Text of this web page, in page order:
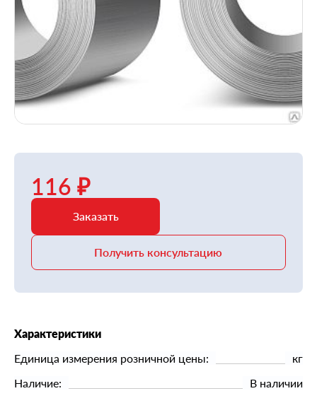
116 ₽
Заказать
Получить консультацию
Характеристики
Единица измерения розничной цены:
кг
Наличие:
В наличии